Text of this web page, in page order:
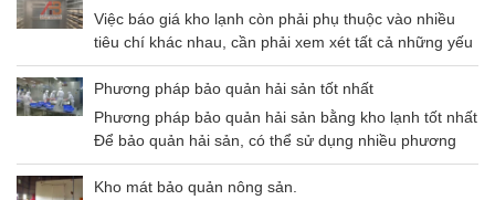
Việc báo giá kho lạnh còn phải phụ thuộc vào nhiều
tiêu chí khác nhau, cần phải xem xét tất cả những yếu
tố đó để có thể đưa ra mức giá chuẩn nhất cho khách
hàng. Cùng tìm hiểu về các tiêu chí ảnh hưởng và
mức giá kho lạnh qua bài viết dưới đây nhé!
Phương pháp bảo quản hải sản tốt nhất
Phương pháp bảo quản hải sản bằng kho lạnh tốt nhất
Để bảo quản hải sản, có thể sử dụng nhiều phương
pháp khác nhau như: Thông khí, gây mê, sốc nhiệt,
kho lạnh,…Trong bài viết ngày hôm nay chúng ta sẽ
Kho mát bảo quản nông sản.